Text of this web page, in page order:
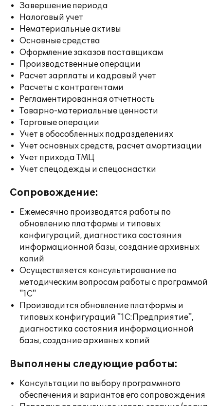
Завершение периода
Налоговый учет
Нематериальные активы
Основные средства
Оформление заказов поставщикам
Производственные операции
Расчет зарплаты и кадровый учет
Расчеты с контрагентами
Регламентированная отчетность
Товарно-материальные ценности
Торговые операции
Учет в обособленных подразделениях
Учет основных средств, расчет амортизации
Учет прихода ТМЦ
Учет спецодежды и спецоснастки
Сопровождение:
Ежемесячно производятся работы по
обновлению платформы и типовых
конфигураций, диагностика состояния
информационной базы, создание архивных
копий
Осуществляется консультирование по
методическим вопросам работы с программой
"1С"
Производится обновление платформы и
типовых конфигураций "1С:Предприятие",
диагностика состояния информационной
базы, создание архивных копий
Выполнены следующие работы:
Консультации по выбору программного
обеспечения и вариантов его сопровождения